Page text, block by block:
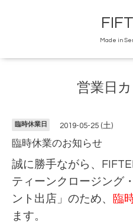
Made in
営業日
臨時休業日 2019-05-25 (土)
臨時休業のお知らせ
誠に勝手ながら、
ティーンクロージング
ント出店」のため、
臨
ます。